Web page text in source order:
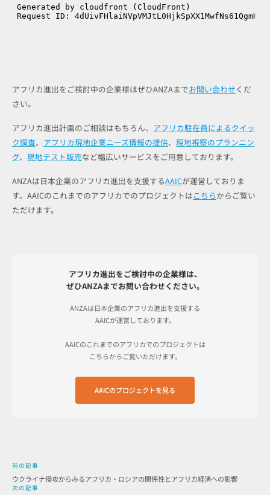
アフリカ進出をご検討中の企業様はぜひANZAまでお問い合わせくだ
さい。
アフリカ進出計画のご相談はもちろん、 アフリカ駐在員によるクイッ
ク調査、 アフリカ現地企業ニーズ情報の提供、 現地視察のプランニン
グ、 現地テスト販売など幅広いサービスをご用意しております。
ANZAは日本企業のアフリカ進出を支援するAAICが運営しておりま
す。AAICのこれまでのアフリカでのプロジェクトはこちらからご覧い
ただけます。
アフリカ進出をご検討中の企業様は、
ぜひANZAまでお問い合わせください。
ANZAは日本企業のアフリカ進出を支援する
AAICが運営しております。
AAICのこれまでのアフリカでのプロジェクトは
こちらからご覧いただけます。
AAICのプロジェクトを見る
前の記事
ウクライナ侵攻からみるアフリカ・ロシアの関係性とアフリカ経済への影響
次の記事